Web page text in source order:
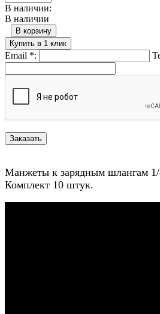
В наличии:
В наличии
В корзину
Купить в 1 клик
Email *:
Манжеты к зарядным шлангам
Комплект 10 штук.